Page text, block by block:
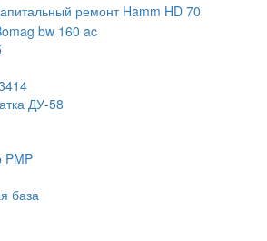
ремонт Hamm HD 70
bw 160 ac
ДУ-58
PMP
база